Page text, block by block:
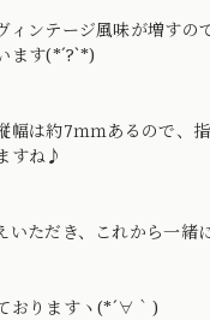
ィンテージ風味が増すの
ます(*´?`*)
幅は約7ｍｍあるので、
すね♪
いただき、これから一緒
おりますヽ(*´∀｀)